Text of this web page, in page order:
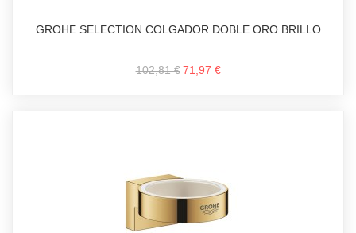
GROHE SELECTION COLGADOR DOBLE ORO BRILLO
102,81 € 71,97 €